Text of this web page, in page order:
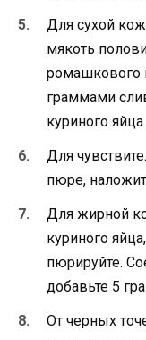
Для сухой
мякоть
ромашкового
граммами
куриного яйца.
Для
пюре,
Для жирной
куриного
пюрируйте.
добавьте 5
От черных